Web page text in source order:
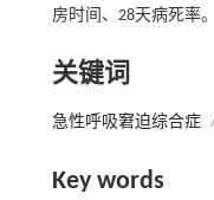
房时间、28天病死率。
关键词
急性呼吸窘迫综合症
Key words